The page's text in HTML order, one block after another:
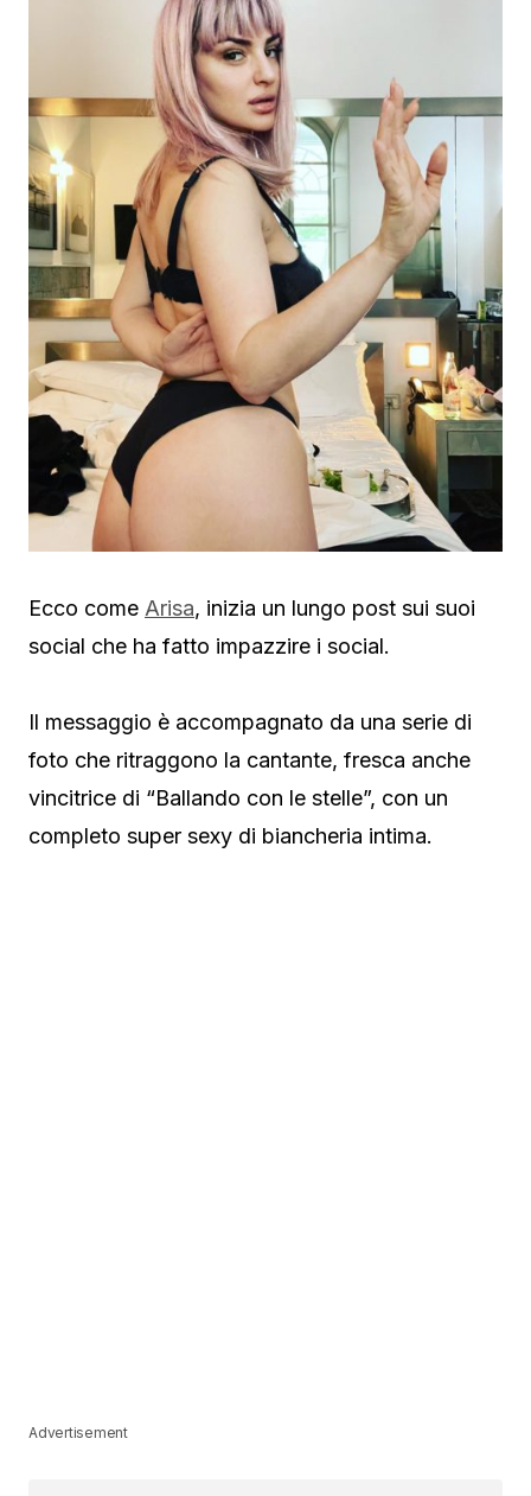
Ecco come Arisa, inizia un lungo post sui suoi
social che ha fatto impazzire i social.
Il messaggio è accompagnato da una serie di
foto che ritraggono la cantante, fresca anche
vincitrice di “Ballando con le stelle”, con un
completo super sexy di biancheria intima.
Advertisement